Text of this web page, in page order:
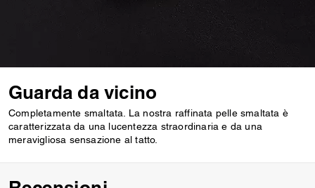
Guarda da vicino
Completamente smaltata. La nostra raffinata pelle smaltata è
caratterizzata da una lucentezza straordinaria e da una
meravigliosa sensazione al tatto.